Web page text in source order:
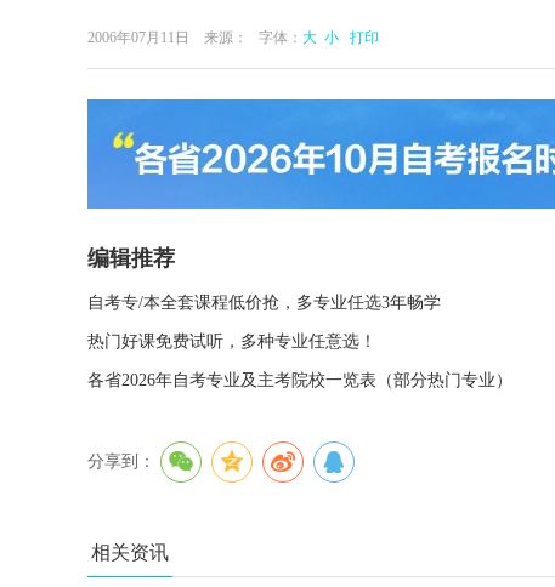
2006年07月11日 来源： 字体： 大 小 打印
编辑推荐
自考专/本全套课程低价抢，多专业任选3年畅学
热门好课免费试听，多种专业任意选！
各省2026年自考专业及主考院校一览表（部分热门专业）
分享到：
相关资讯